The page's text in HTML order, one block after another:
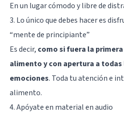
En un lugar cómodo y libre de
3. Lo único que debes hacer es
“mente de principiante”
Es decir, como si fuera la
alimento y con apertura a todas
emociones. Toda tu atención e
alimento.
4. Apóyate en material en audio